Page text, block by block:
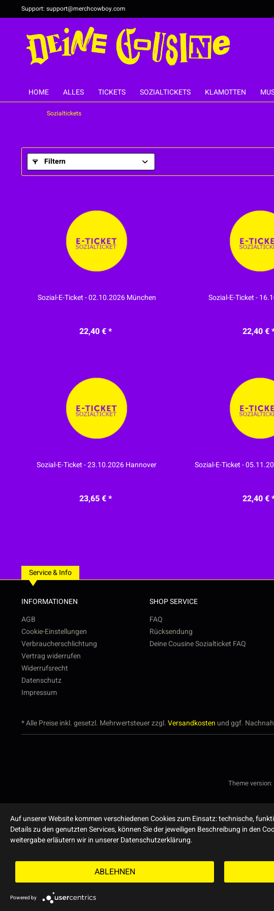
Support: support@merchcowboy.com
HOME ALLES TICKETS SOZIALTICKETS KLAMOTTEN
Sozialtickets
Filtern
Sozial-E-Ticket - 02.10.2026 München
22,40 € *
Sozial-E-Ticket -
22,40 €
Sozial-E-Ticket - 23.10.2026 Hannover
23,65 € *
Sozial-E-Ticket -
22,40 €
Service & Info
INFORMATIONEN
AGB
Cookie-Einstellungen
Verbraucherschlichtung
Vertrag widerrufen
Widerrufsrecht
Datenschutz
Impressum
SHOP SERVICE
FAQ
Rücksendung
Deine Cousine Sozialticket FAQ
* Alle Preise inkl. gesetzl. Mehrwertsteuer zzgl.Versandkosten und ggf.
Theme version:
Auf unserer Website kommen verschiedenen Cookies zum Einsatz: technische,
Details zu den genutzten Services, können Sie der jeweiligen Beschreibung in den
weitergabe erläutern wir in unserer Datenschutzerklärung.
ABLEHNEN
Powered by